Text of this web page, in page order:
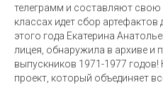
телеграмм и составляют свою
классах идет сбор
этого года Екатерина
лицея, обнаружила в архиве и
выпускников 1971-1977 годов!
проект, который объединяет